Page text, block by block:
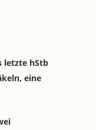
letzte hStb
eine